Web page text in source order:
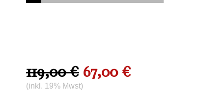
119,00 € 67,00 €
(inkl. 19% Mwst)